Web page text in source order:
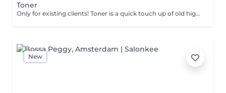
Toner
Only for existing clients! Toner is a quick touch up of old highlights/color. If you need to cover the roots, choose regrowth color.
New